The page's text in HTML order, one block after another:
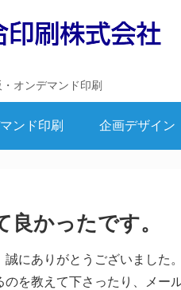
オンデマンド印刷
ンド印刷 企画デザイン
良かったです。
にありがとうございました。
のを教えて下さったり、メー